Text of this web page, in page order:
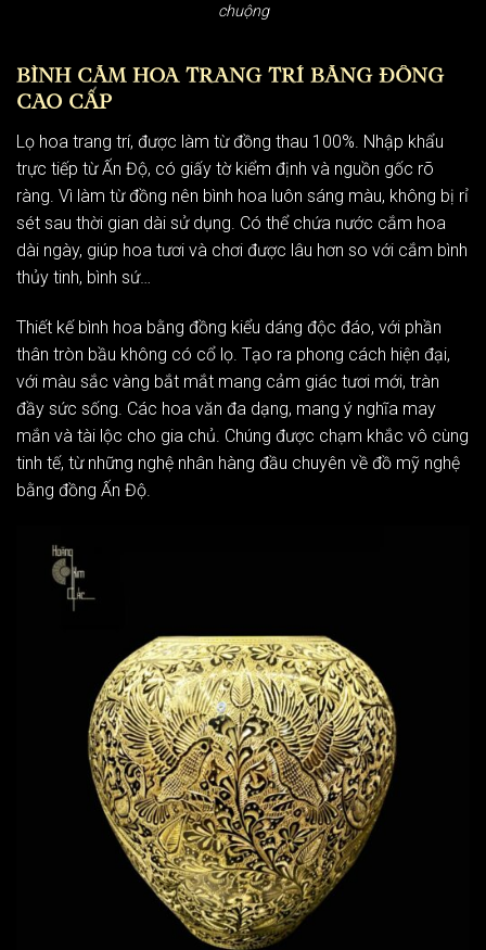
chuộng
BÌNH CẮM HOA TRANG TRÍ BẰNG ĐỒNG
CAO CẤP
Lọ hoa trang trí, được làm từ đồng thau 100%. Nhập khẩu
trực tiếp từ Ấn Độ, có giấy tờ kiểm định và nguồn gốc rõ
ràng. Vì làm từ đồng nên bình hoa luôn sáng màu, không bị rỉ
sét sau thời gian dài sử dụng. Có thể chứa nước cắm hoa
dài ngày, giúp hoa tươi và chơi được lâu hơn so với cắm bình
thủy tinh, bình sứ…
Thiết kế bình hoa bằng đồng kiểu dáng độc đáo, với phần
thân tròn bầu không có cổ lọ. Tạo ra phong cách hiện đại,
với màu sắc vàng bắt mắt mang cảm giác tươi mới, tràn
đầy sức sống. Các hoa văn đa dạng, mang ý nghĩa may
mắn và tài lộc cho gia chủ. Chúng được chạm khắc vô cùng
tinh tế, từ những nghệ nhân hàng đầu chuyên về đồ mỹ nghệ
bằng đồng Ấn Độ.